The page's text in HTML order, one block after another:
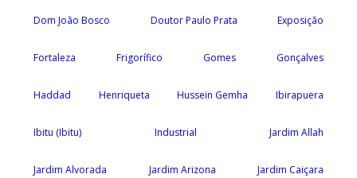
Dom João Bosco Doutor Paulo Prata Exposição
Fortaleza Frigorífico Gomes Gonçalves
Haddad Henriqueta Hussein Gemha Ibirapuera
Ibitu (Ibitu) Industrial Jardim Allah
Jardim Alvorada Jardim Arizona Jardim Caiçara